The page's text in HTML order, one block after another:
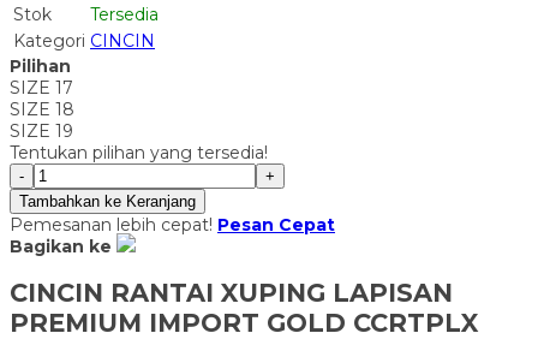
Stok
Tersedia
Kategori CINCIN
Pilihan
SIZE 17
SIZE 18
SIZE 19
Tentukan pilihan yang tersedia!
-
+
Tambahkan ke Keranjang
Pemesanan lebih cepat! Pesan Cepat
Bagikan ke
CINCIN RANTAI XUPING LAPISAN
PREMIUM IMPORT GOLD CCRTPLX